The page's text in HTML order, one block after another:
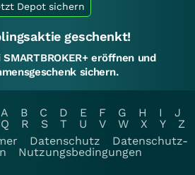
Depot sichern
geschenkt!
eröffnen und
sichern.
A B C D E F G H I
J
Q R S T U V W X Y
Z
Datenschutz
Datenschutz-
Nutzungsbedingungen